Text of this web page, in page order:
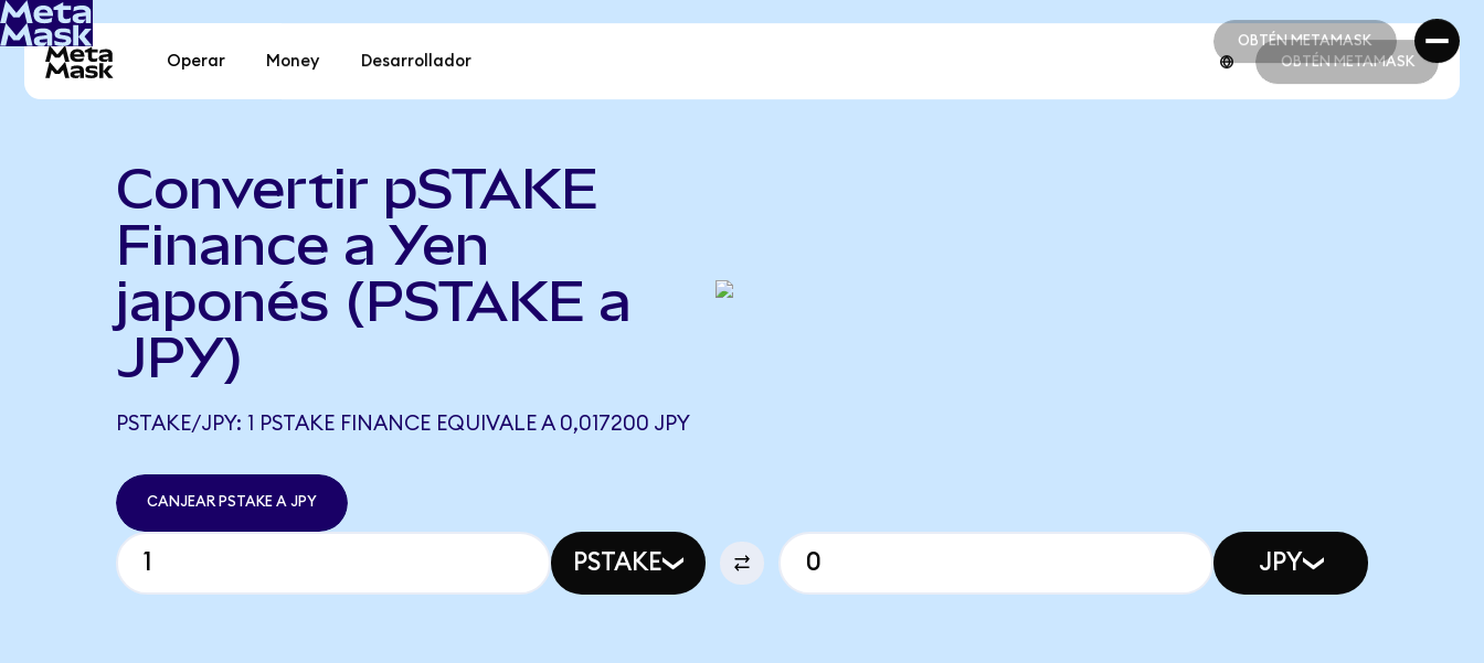
OBTÉN METAMASK
OBTÉN METAMASK
Operar Money Desarrollador OBTÉN METAMASK
Convertir pSTAKE
Finance a Yen
japonés (PSTAKE a
JPY)
PSTAKE/JPY: 1 PSTAKE FINANCE EQUIVALE A 0,017200 JPY
CANJEAR PSTAKE A JPY
PSTAKE JPY